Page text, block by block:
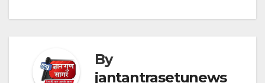
By
jantantrasetunews